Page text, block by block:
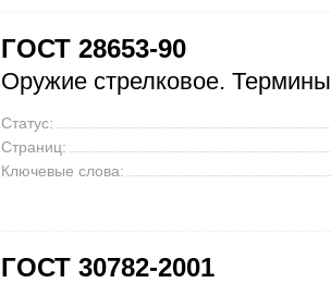
ГОСТ 28653-90
Оружие стрелковое.
Статус:
Страниц:
Ключевые слова:
ГОСТ 30782-2001